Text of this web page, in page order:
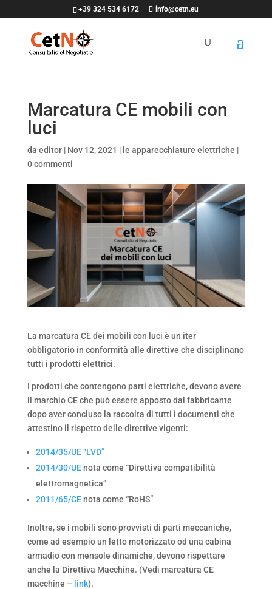
+39 324 534 6172 info@cetn.eu
Marcatura CE mobili con
luci
da editor| Nov 12, 2021 | le apparecchiature elettriche |
0 commenti
La marcatura CE dei mobili con luci è un iter
obbligatorio in conformità alle direttive che disciplinano
tutti i prodotti elettrici.
I prodotti che contengono parti elettriche, devono avere
il marchio CE che può essere apposto dal fabbricante
dopo aver concluso la raccolta di tutti i documenti che
attestino il rispetto delle direttive vigenti:
2014/35/UE “LVD”
2014/30/UEnota come “Direttiva compatibilità
elettromagnetica”
2011/65/CEnota come “RoHS”
Inoltre, se i mobili sono provvisti di parti meccaniche,
come ad esempio un letto motorizzato od una cabina
armadio con mensole dinamiche, devono rispettare
anche la Direttiva Macchine. (Vedi marcatura CE
macchine – link).